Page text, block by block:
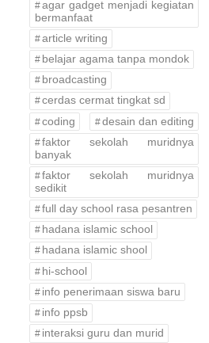
agar gadget menjadi kegiatan
bermanfaat
article writing
belajar agama tanpa mondok
broadcasting
cerdas cermat tingkat sd
coding
desain dan editing
faktor sekolah muridnya
banyak
faktor sekolah muridnya
sedikit
full day school rasa pesantren
hadana islamic school
hadana islamic shool
hi-school
info penerimaan siswa baru
info ppsb
interaksi guru dan murid